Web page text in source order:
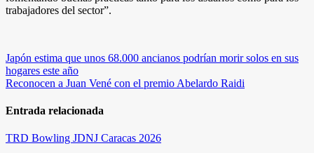
trabajadores del sector”.
Navegación
de
Japón estima que unos 68.000 ancianos podrían morir solos en sus
hogares este año
Reconocen a Juan Vené con el premio Abelardo Raidi
Entrada relacionada
TRD Bowling JDNJ Caracas 2026